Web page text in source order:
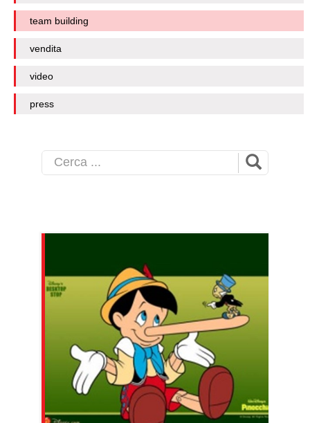
team building
vendita
video
press